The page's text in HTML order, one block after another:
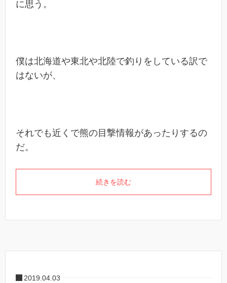
に思う。
僕は北海道や東北や北陸で釣りをしている訳で
はないが、
それでも近くで熊の目撃情報があったりするの
だ。
続きを読む
2019.04.03